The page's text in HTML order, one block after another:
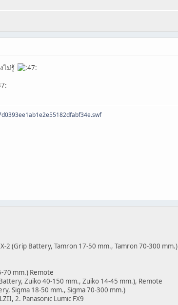
ไม่รู้
X-2 (Grip Battery, Tamron 17-50 mm., Tamron 70-300 mm.)
70 mm.) Remote
Zuiko 40-150 mm., Zuiko 14-45 mm.), Remote
Sigma 18-50 mm., Sigma 70-300 mm.)
2. Panasonic Lumic FX9